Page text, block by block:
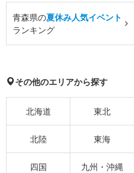
青森県の夏休み人気イベント
ランキング
その他のエリアから探す
北海道 東北
北陸 東海
四国 九州・沖縄